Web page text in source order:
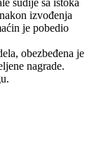
izvođenja
je pobedio
obezbeđena je
nagrade.